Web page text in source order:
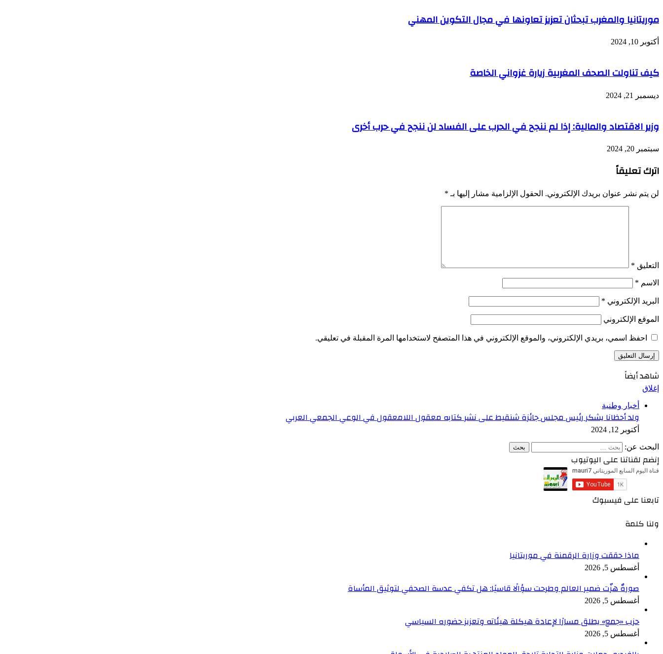
موريتانيا والمغرب تبحثان تعزيز تعاونها في مجال التكوين المهني
أكتوبر 10, 2024
كيف تناولت الصحف المغربية زيارة غزواني الخاصة
ديسمبر 21, 2024
وزير الاقتصاد والمالية: إذا لم ننجح في الحرب على الفساد لن ننجح في حرب أخرى
سبتمبر 20, 2024
اترك تعليقاً
لن يتم نشر عنوان بريدك الإلكتروني. الحقول الإلزامية مشار إليها بـ *
التعليق *
الاسم *
البريد الإلكتروني *
الموقع الإلكتروني
احفظ اسمي، بريدي الإلكتروني، والموقع الإلكتروني في هذا المتصفح لاستخدامها المرة المقبلة في تعليقي.
شاهد أيضاً
إغلاق
أخبار وطنية
ولد أحظانا يشكر رئيس مجلس جائزة شنقيط على نشر كتابه معقول اللامعقول في الوعي الجمعي العربي
أكتوبر 12, 2024
البحث عن:
إنضم لقناتنا على اليوتيوب
تابعنا على فيسبوك
ولنا كلمة
ماذا حققت وزارة الرقمنة في موريتانيا
أغسطس 5, 2026
صورةٌ هزّت ضمير العالم وطرحت سؤالًا قاسيًا: هل تكفي عدسة الصحفي لتوثيق المأساة
أغسطس 5, 2026
حزب «جمع» يطلق مسارًا لإعادة هيكلة هيئاته وتعزيز حضوره السياسي
أغسطس 5, 2026